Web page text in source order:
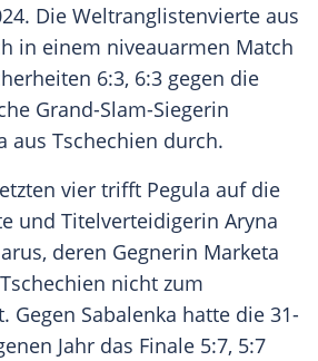
Die Weltranglistenvierte aus
in einem niveauarmen Match
6:3, 6:3 gegen die
Grand-Slam-Siegerin
aus Tschechien durch.
vier trifft Pegula auf die
und Titelverteidigerin Aryna
deren Gegnerin Marketa
Tschechien nicht zum
Gegen Sabalenka hatte die 31-
Jahr das Finale 5:7, 5:7